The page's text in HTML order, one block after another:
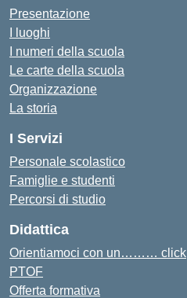
Presentazione
I luoghi
I numeri della scuola
Le carte della scuola
Organizzazione
La storia
I Servizi
Personale scolastico
Famiglie e studenti
Percorsi di studio
Didattica
Orientiamoci con un……… click
PTOF
Offerta formativa